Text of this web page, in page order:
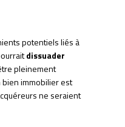
potentiels liés à
dissuader
pleinement
bien immobilier est
ne seraient